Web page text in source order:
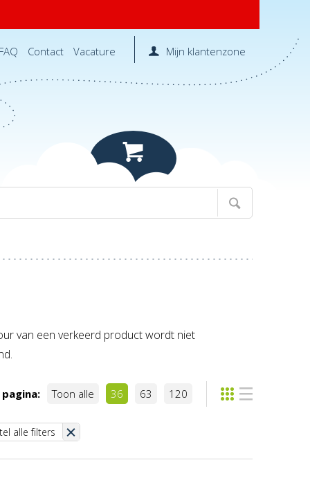
Contact Vacature Mijn klantenzone
van een verkeerd product wordt niet
Toon alle 36 63 120
alle filters